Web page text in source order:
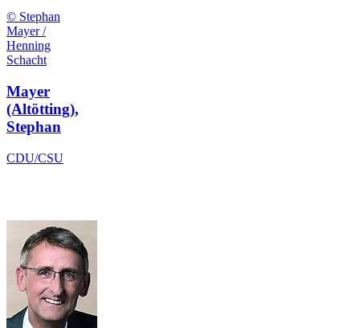
© Stephan
Mayer /
Henning
Schacht
Mayer
(Altötting),
Stephan
CDU/CSU